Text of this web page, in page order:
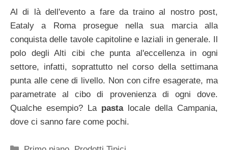
Al di là dell'evento a fare da traino al nostro post,
Eataly a Roma prosegue nella sua marcia alla
conquista delle tavole capitoline e laziali in generale. Il
polo degli Alti cibi che punta al'eccellenza in ogni
settore, infatti, soprattutto nel corso della settimana
punta alle cene di livello. Non con cifre esagerate, ma
parametrate al cibo di provenienza di ogni dove.
Qualche esempio? La pastalocale della Campania,
dove ci sanno fare come pochi.
Categorie